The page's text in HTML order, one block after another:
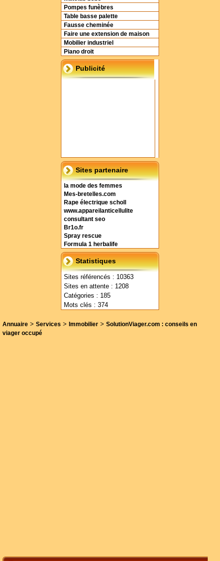
Pompes funèbres
Table basse palette
Fausse cheminée
Faire une extension de maison
Mobilier industriel
Piano droit
Publicité
Sites partenaire
la mode des femmes
Mes-bretelles.com
Rape électrique scholl
www.appareilanticellulite
consultant seo
Br1o.fr
Spray rescue
Formula 1 herbalife
Statistiques
Sites référencés : 10363
Sites en attente : 1208
Catégories : 185
Mots clés : 374
Annuaire > Services > Immobilier > SolutionViager.com : conseils en
viager occupé